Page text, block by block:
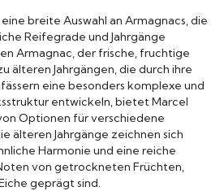
breite Auswahl an Armagnacs, die
Reifegrade und Jahrgänge
Armagnac, der frische, fruchtige
älteren Jahrgängen, die durch ihre
eine besonders komplexe und
entwickeln, bietet Marcel
Optionen für verschiedene
älteren Jahrgänge zeichnen sich
Harmonie und eine reiche
von getrockneten Früchten,
geprägt sind.